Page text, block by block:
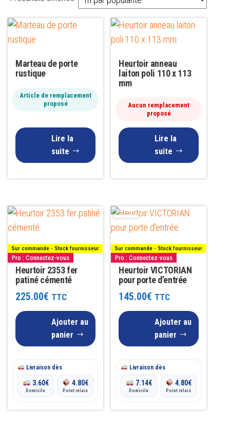
par
popularité
Marteau de porte
rustique
Article de remplacement
proposé
Lire la
suite
Heurtoir anneau
laiton poli 110 x 113
mm
Aucun remplacement
proposé
Lire la
suite
Sur commande - Stock fournisseur
Pro : Connectez-vous
Heurtoir 2353 fer
patiné cémenté
225.00€ TTC
Ajouter au
panier
Livraison dès
3.60€
Domicile
4.80€
Point relais
Sur commande - Stock fournisseur
Pro : Connectez-vous
Heurtoir VICTORIAN
pour porte d’entrée
145.00€ TTC
Ajouter au
panier
Livraison dès
7.14€
Domicile
4.80€
Point relais